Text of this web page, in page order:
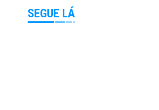
SEGUE LÁ